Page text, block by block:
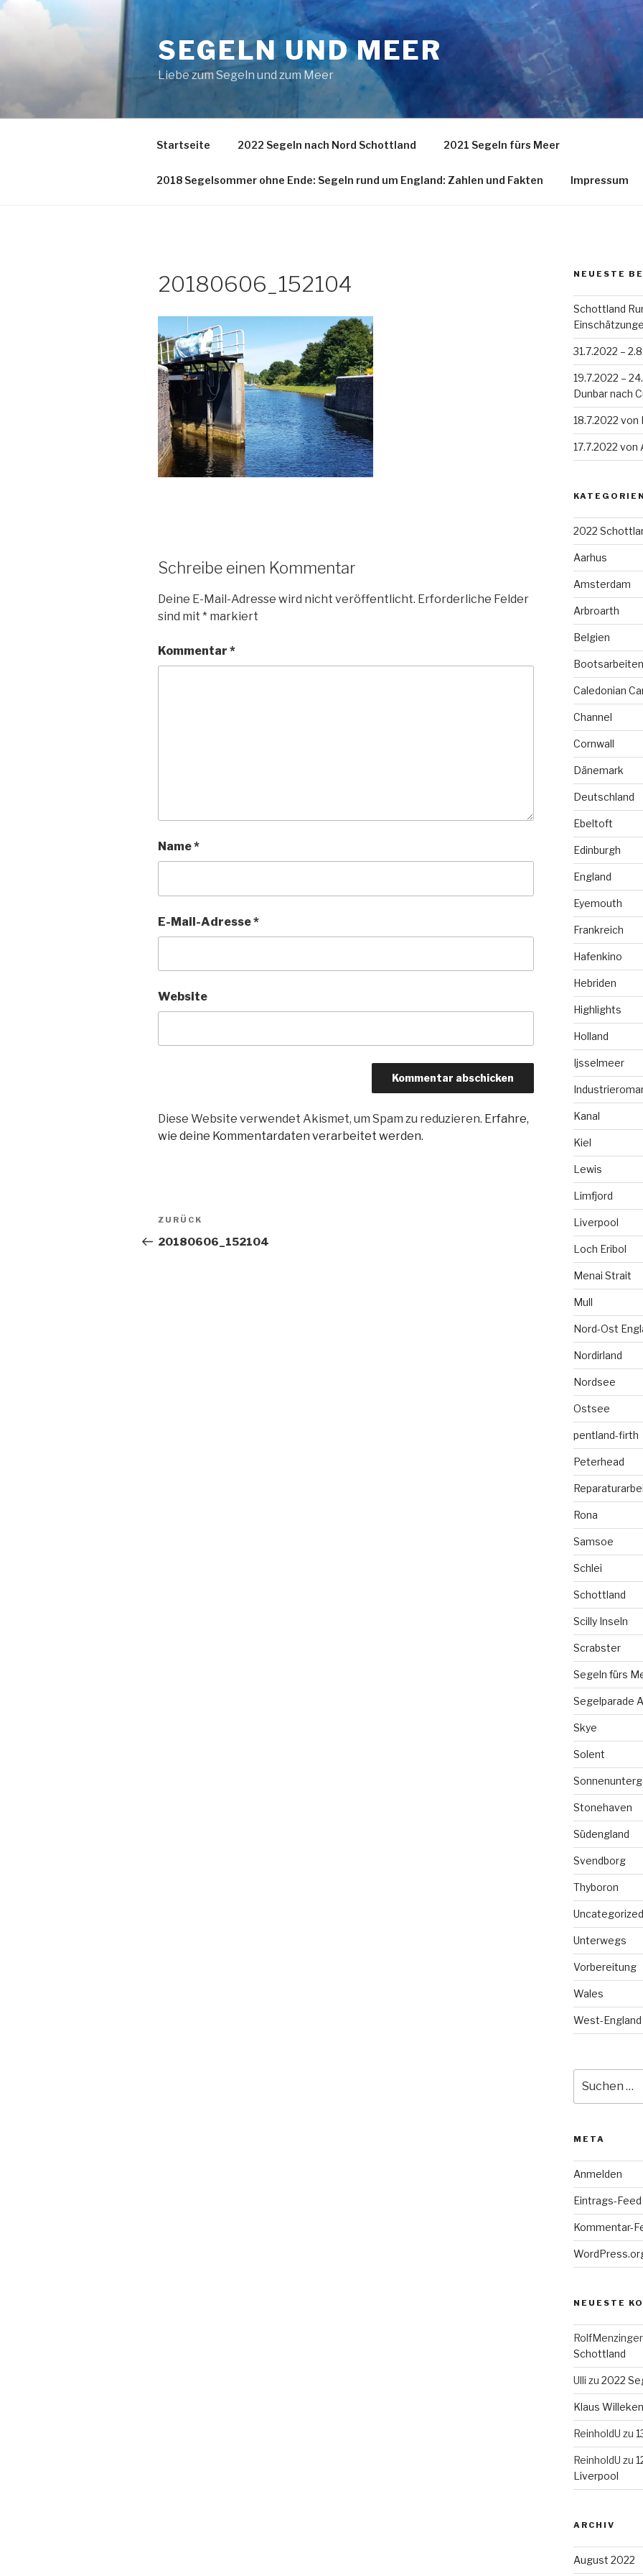
Zum
SEGELN UND MEER
Liebe zum Segeln und zum Meer
Startseite 2022 Segeln nach Nord Schottland 2021 Segeln fürs Meer
2018 Segelsommer ohne Ende: Segeln rund um England: Zahlen und Fakten Impressum
20180606_152104
Schreibe einen Kommentar
Deine E-Mail-Adresse wird nicht veröffentlicht. Erforderliche Felder
sind mit * markiert
Kommentar *
Name*
E-Mail-Adresse*
Website
Diese Website verwendet Akismet, um Spam zu reduzieren. Erfahre,
wie deine Kommentardaten verarbeitet werden.
Beitragsnavigation
Vorheriger
Beitrag
ZURÜCK
20180606_152104
NEUESTE
Schottland
31.7.2022 –
19.7.2022 –
Dunbar nach
18.7.2022 von
17.7.2022
2022
Aarhus
Amsterdam
Arbroarth
Belgien
Bootsarbeiten
Caledonian
Channel
Cornwall
Dänemark
Deutschland
Ebeltoft
Edinburgh
England
Eyemouth
Frankreich
Hafenkino
Hebriden
Highlights
Holland
Ijsselmeer
Kanal
Kiel
Lewis
Limfjord
Liverpool
Loch Eribol
Menai Strait
Mull
Nord-Ost
Nordirland
Nordsee
Ostsee
pentland-firth
Peterhead
Rona
Samsoe
Schlei
Schottland
Scilly Inseln
Scrabster
Segeln fürs
Segelparade
Skye
Solent
Stonehaven
Südengland
Svendborg
Thyboron
Uncategorized
Unterwegs
Vorbereitung
Wales
West-England
nach:
META
Anmelden
Eintrags-Feed
Kommentar-
NEUESTE
RolfMenzinger
Schottland
Ulli zu 2022
Klaus
ReinholdU zu
ReinholdU zu
Liverpool
ARCHIV
August 2022